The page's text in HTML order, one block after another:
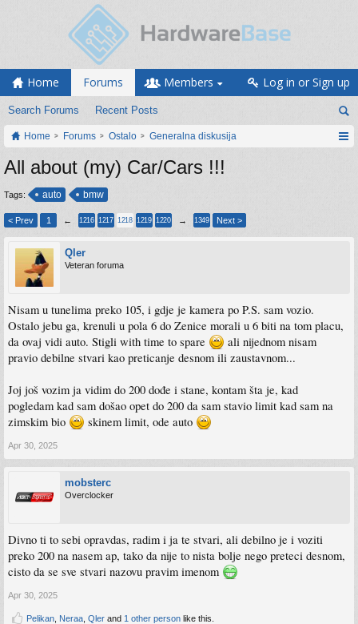
Home Forums
Search Forums Recent Posts
Members Log in or Sign up
Home Forums Ostalo Generalna diskusija
All about (my) Car/Cars !!!
Tags: auto bmw
< Prev 1 ← 1216 1217 1218 1219 1220 → 1349 Next >
Qler
Veteran foruma
Nisam u tunelima preko 105, i gdje je kamera po P.S. sam vozio.
Ostalo jebu ga, krenuli u pola 6 do Zenice morali u 6 biti na tom placu,
da ovaj vidi auto. Stigli with time to spare
ali nijednom nisam
pravio debilne stvari kao preticanje desnom ili zaustavnom...
Joj još vozim ja vidim do 200 dođe i stane, kontam šta je, kad
pogledam kad sam došao opet do 200 da sam stavio limit kad sam na
zimskim bio
skinem limit, ode auto
Apr 30, 2025
mobsterc
Overclocker
Divno ti to sebi opravdas, radim i ja te stvari, ali debilno je i voziti
preko 200 na nasem ap, tako da nije to nista bolje nego preteci desnom,
cisto da se sve stvari nazovu pravim imenom
Apr 30, 2025
Pelikan Neraa Qler and 1 other person like this.